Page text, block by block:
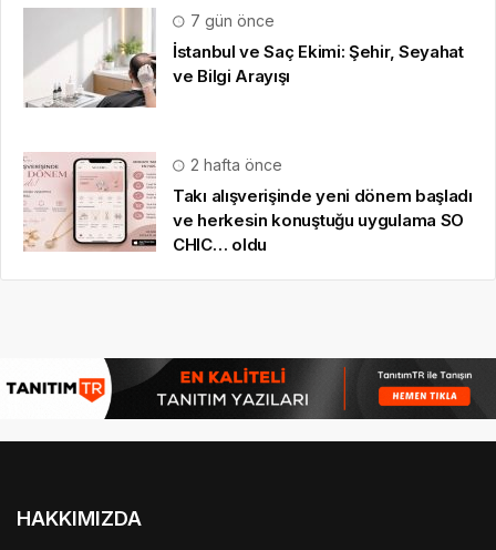
7 gün önce
İstanbul ve Saç Ekimi: Şehir, Seyahat
ve Bilgi Arayışı
2 hafta önce
Takı alışverişinde yeni dönem başladı
ve herkesin konuştuğu uygulama SO
CHIC… oldu
HAKKIMIZDA